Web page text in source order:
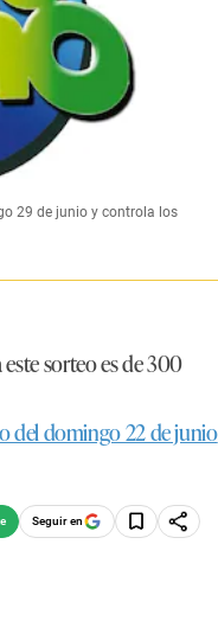
29 de junio y controla los
sorteo es de300
del domingo 22 de junio
Seguir en